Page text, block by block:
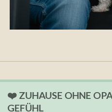
❤️ ZUHAUSE OHNE
GEFÜHL